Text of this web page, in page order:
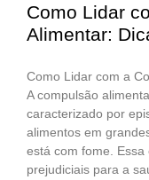
Como Lidar
Alimentar:
Como Lidar com a
A compulsão
caracterizado por
alimentos em
está com fome.
prejudiciais para a